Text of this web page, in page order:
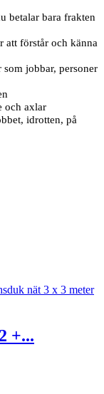
betalar bara frakten
att förstår och känna
jobbar, personer
och axlar
idrotten, på
+...